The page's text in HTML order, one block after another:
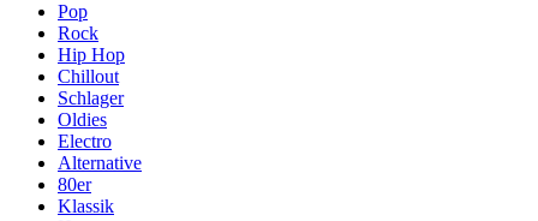
Pop
Rock
Hip Hop
Chillout
Schlager
Oldies
Electro
Alternative
80er
Klassik